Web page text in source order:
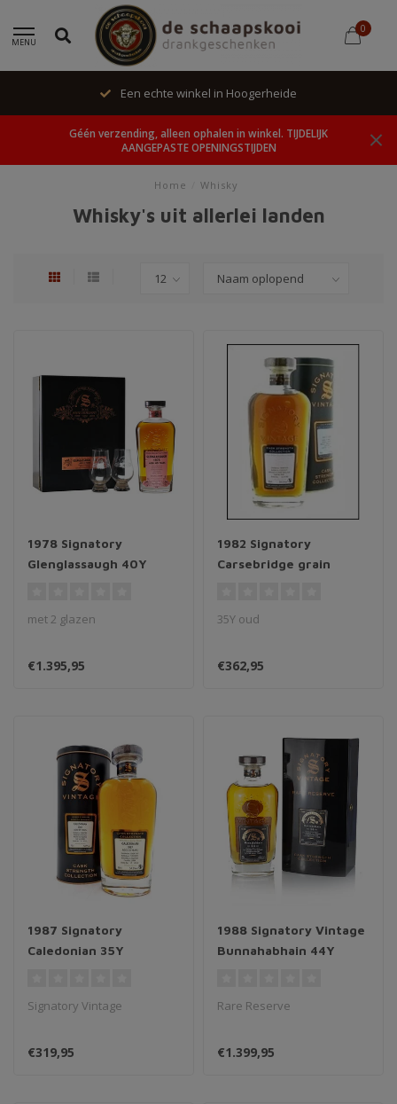
MENU
0
Een echte winkel in Hoogerheide
Géén verzending, alleen ophalen in winkel. TIJDELIJK
AANGEPASTE OPENINGSTIJDEN
Home Whisky
Whisky's uit allerlei landen
1978 Signatory
Glenglassaugh 40Y
met 2 glazen
€1.395,95
1982 Signatory
Carsebridge grain
35Y oud
€362,95
1987 Signatory
Caledonian 35Y
Signatory Vintage
€319,95
1988 Signatory Vintage
Bunnahabhain 44Y
Rare Reserve
€1.399,95